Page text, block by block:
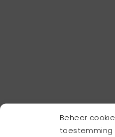
Beheer cookie
toestemming